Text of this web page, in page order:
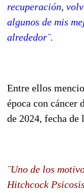
recuperación,
algunos de mis
alrededor¨.
Entre ellos
época con cáncer
de 2024, fecha
¨Uno de los
Hitchcock